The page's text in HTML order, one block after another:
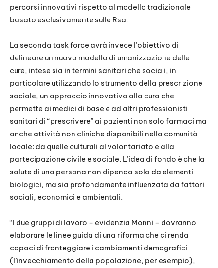
percorsi innovativi rispetto al modello tradizionale
basato esclusivamente sulle Rsa.
La seconda task force avrà invece l’obiettivo di
delineare un nuovo modello di umanizzazione delle
cure, intese sia in termini sanitari che sociali, in
particolare utilizzando lo strumento della prescrizione
sociale, un approccio innovativo alla cura che
permette ai medici di base e ad altri professionisti
sanitari di “prescrivere” ai pazienti non solo farmaci ma
anche attività non cliniche disponibili nella comunità
locale: da quelle culturali al volontariato e alla
partecipazione civile e sociale. L’idea di fondo è che la
salute di una persona non dipenda solo da elementi
biologici, ma sia profondamente influenzata da fattori
sociali, economici e ambientali.
“I due gruppi di lavoro – evidenzia Monni – dovranno
elaborare le linee guida di una riforma che ci renda
capaci di fronteggiare i cambiamenti demografici
(l’invecchiamento della popolazione, per esempio),